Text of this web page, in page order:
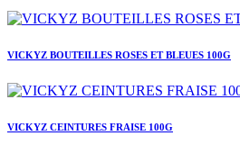
VICKYZ BOUTEILLES ROSES ET BLEUES 100G
VICKYZ CEINTURES FRAISE 100G